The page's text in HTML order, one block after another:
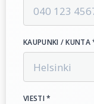
KAUPUNKI / KUNTA
VIESTI *